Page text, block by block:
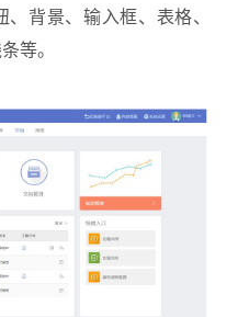
背景、输入框、表格、
等。